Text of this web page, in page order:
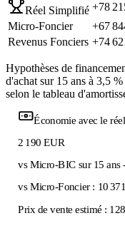
Réel Simplifié +78
Micro-Foncier
+67
Revenus Fonciers +74
Hypothèses de
d'achat sur 15 ans à 3,5
selon le tableau
Économie avec le
2 190 EUR
vs Micro-BIC sur 15 ans
vs Micro-Foncier : 10 371
Prix de vente estimé :